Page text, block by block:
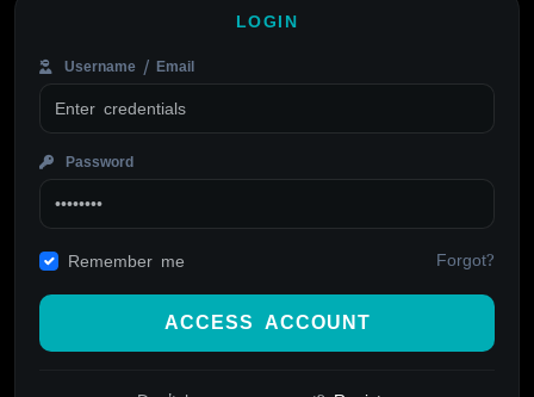
LOGIN
Username / Email
Password
Remember me Forgot?
ACCESS ACCOUNT